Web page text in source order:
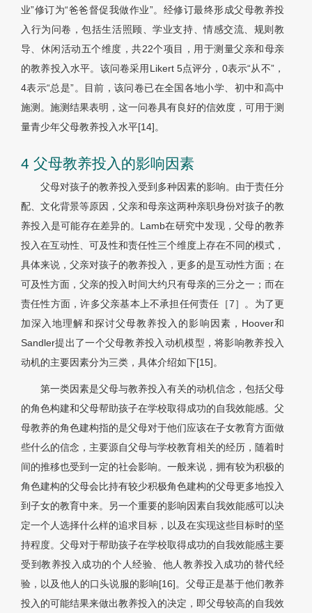
业”修订为“爸爸督促我做作业”。经修订最终形成父母教养投
入行为问卷，包括生活照顾、学业支持、情感交流、规则教
导、休闲活动五个维度，共22个项目，用于测量父亲和母亲
的教养投入水平。该问卷采用Likert 5点评分，0表示“从不”，
4表示“总是”。目前，该问卷已在全国各地小学、初中和高中
施测。施测结果表明，这一问卷具有良好的信效度，可用于测
量青少年父母教养投入水平[14]。
4 父母教养投入的影响因素
父母对孩子的教养投入受到多种因素的影响。由于责任分
配、文化背景等原因，父亲和母亲这两种亲职身份对孩子的教
养投入是可能存在差异的。Lamb在研究中发现，父母的教养
投入在互动性、可及性和责任性三个维度上存在不同的模式，
具体来说，父亲对孩子的教养投入，更多的是互动性方面；在
可及性方面，父亲的投入时间大约只有母亲的三分之一；而在
责任性方面，许多父亲基本上不承担任何责任［7］。为了更
加深入地理解和探讨父母教养投入的影响因素，Hoover和
Sandler提出了一个父母教养投入动机模型，将影响教养投入
动机的主要因素分为三类，具体介绍如下[15]。
第一类因素是父母与教养投入有关的动机信念，包括父母
的角色构建和父母帮助孩子在学校取得成功的自我效能感。父
母教养的角色建构指的是父母对于他们应该在子女教育方面做
些什么的信念，主要源自父母与学校教育相关的经历，随着时
间的推移也受到一定的社会影响。一般来说，拥有较为积极的
角色建构的父母会比持有较少积极角色建构的父母更多地投入
到子女的教育中来。另一个重要的影响因素自我效能感可以决
定一个人选择什么样的追求目标，以及在实现这些目标时的坚
持程度。父母对于帮助孩子在学校取得成功的自我效能感主要
受到教养投入成功的个人经验、他人教养投入成功的替代经
验，以及他人的口头说服的影响[16]。父母正是基于他们教养
投入的可能结果来做出教养投入的决定，即父母较高的自我效